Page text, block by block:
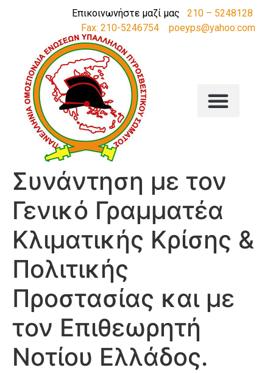
Επικοινωνήστε μαζί μας 210 – 5248128
Fax: 210-5246754
poeyps@yahoo.com
Συνάντηση με τον
Γενικό Γραμματέα
Κλιματικής Κρίσης &
Πολιτικής
Προστασίας και με
τον Επιθεωρητή
Νοτίου Ελλάδος.